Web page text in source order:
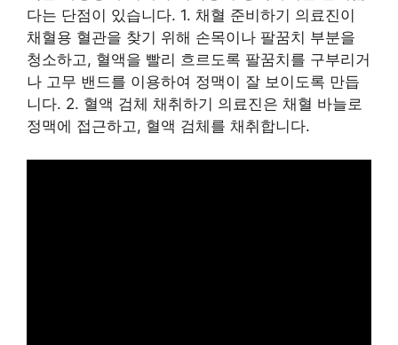
다는 단점이 있습니다. 1. 채혈 준비하기 의료진이
채혈용 혈관을 찾기 위해 손목이나 팔꿈치 부분을
청소하고, 혈액을 빨리 흐르도록 팔꿈치를 구부리거
나 고무 밴드를 이용하여 정맥이 잘 보이도록 만듭
니다. 2. 혈액 검체 채취하기 의료진은 채혈 바늘로
정맥에 접근하고, 혈액 검체를 채취합니다.